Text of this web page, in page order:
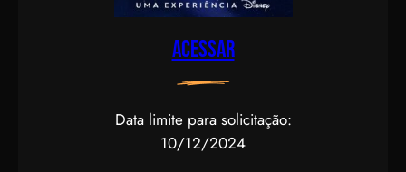
Acessar
Data limite para solicitação:
10/12/2024